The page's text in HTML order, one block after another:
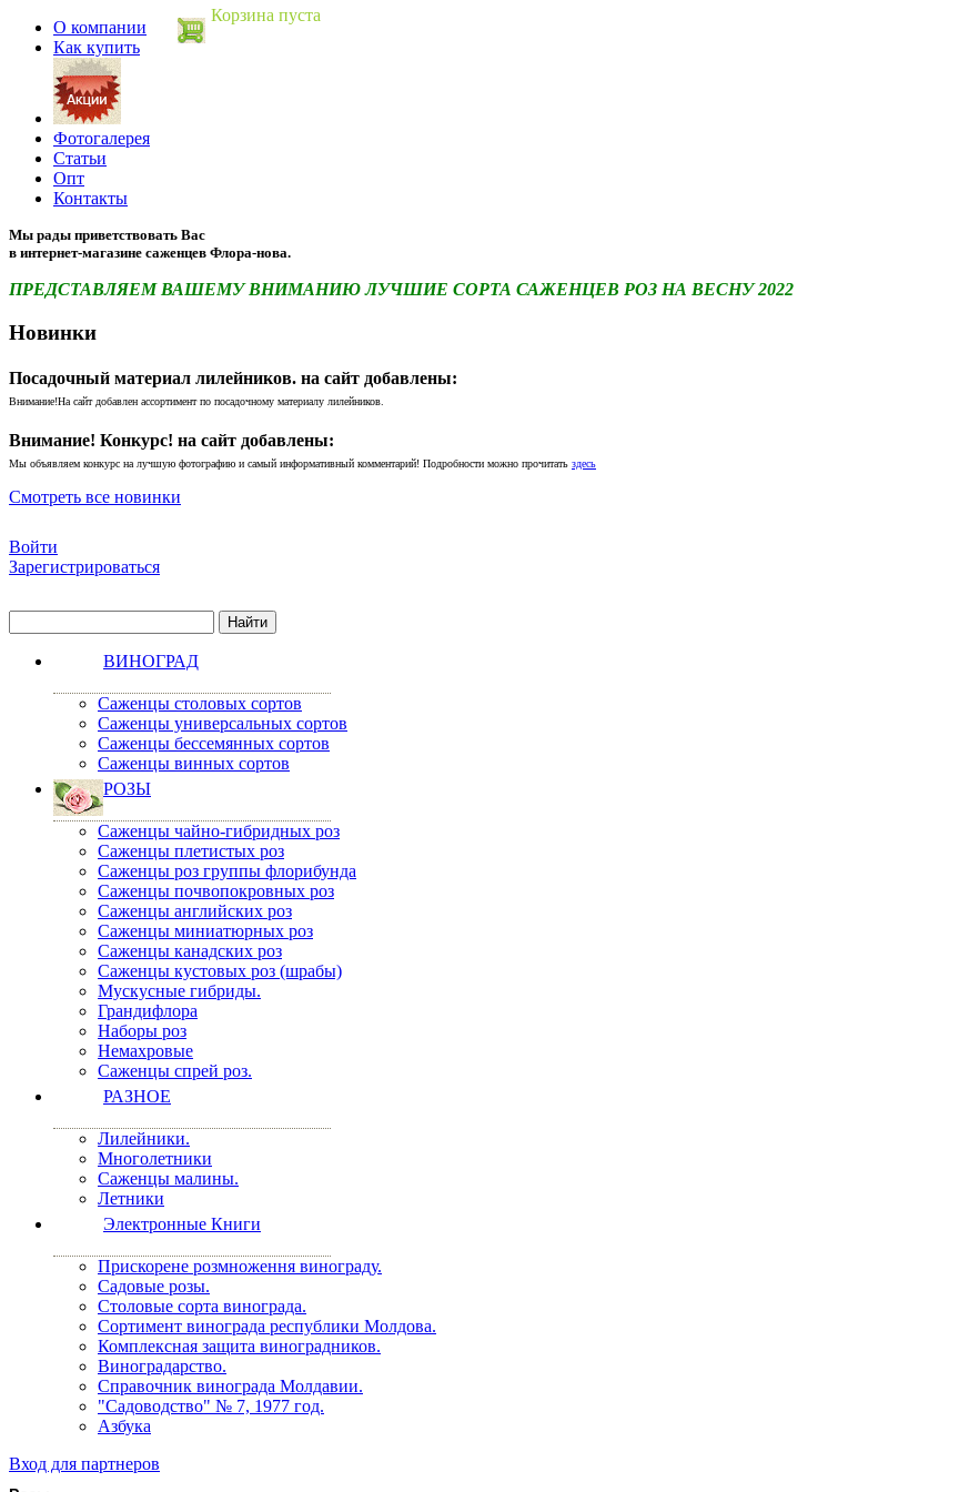
Корзина пуста
О компании
Как купить
Фотогалерея
Статьи
Опт
Контакты
Мы рады приветствовать Вас
в интернет-магазине саженцев Флора-нова.
ПРЕДСТАВЛЯЕМ ВАШЕМУ ВНИМАНИЮ ЛУЧШИЕ СОРТА САЖЕНЦЕВ РОЗ НА ВЕСНУ 2022
Новинки
Посадочный материал лилейников. на сайт добавлены:
Внимание!На сайт добавлен ассортимент по посадочному материалу лилейников.
Внимание! Конкурс! на сайт добавлены:
Мы объявляем конкурс на лучшую фотографию и самый информативный комментарий! Подробности можно прочитать здесь
Смотреть все новинки
Войти
Зарегистрироваться
ВИНОГРАД
Саженцы столовых сортов
Саженцы универсальных сортов
Саженцы бессемянных сортов
Саженцы винных сортов
РОЗЫ
Саженцы чайно-гибридных роз
Саженцы плетистых роз
Саженцы роз группы флорибунда
Саженцы почвопокровных роз
Саженцы английских роз
Саженцы миниатюрных роз
Саженцы канадских роз
Саженцы кустовых роз (шрабы)
Мускусные гибриды.
Грандифлора
Наборы роз
Немахровые
Саженцы спрей роз.
РАЗНОЕ
Лилейники.
Многолетники
Саженцы малины.
Летники
Электронные Книги
Прискорене розмноження винограду.
Садовые розы.
Столовые сорта винограда.
Сортимент винограда республики Молдова.
Комплексная защита виноградников.
Виноградарство.
Справочник винограда Молдавии.
"Садоводство" № 7, 1977 год.
Азбука
Вход для партнеров